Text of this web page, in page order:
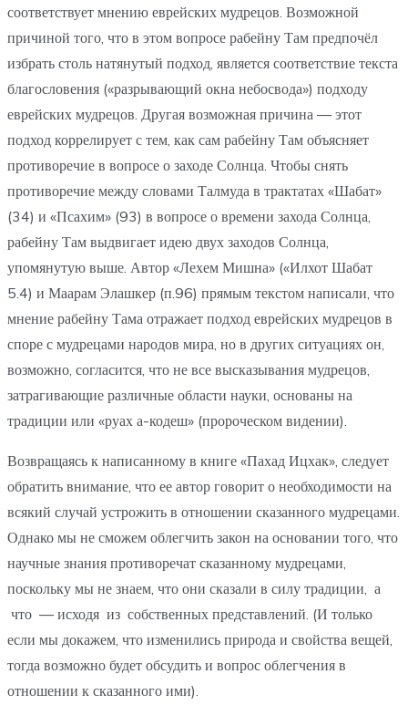
соответствует мнению еврейских мудрецов. Возможной
причиной того, что в этом вопросе рабейну Там предпочёл
избрать столь натянутый подход, является соответствие текста
благословения («разрывающий окна небосвода») подходу
еврейских мудрецов. Другая возможная причина — этот
подход коррелирует с тем, как сам рабейну Там объясняет
противоречие в вопросе о заходе Солнца. Чтобы снять
противоречие между словами Талмуда в трактатах «Шабат»
(34) и «Псахим» (93) в вопросе о времени захода Солнца,
рабейну Там выдвигает идею двух заходов Солнца,
упомянутую выше. Автор «Лехем Мишна» («Илхот Шабат
5.4) и Маарам Элашкер (п.96) прямым текстом написали, что
мнение рабейну Тама отражает подход еврейских мудрецов в
споре с мудрецами народов мира, но в других ситуациях он,
возможно, согласится, что не все высказывания мудрецов,
затрагивающие различные области науки, основаны на
традиции или «руах а-кодеш» (пророческом видении).
Возвращаясь к написанному в книге «Пахад Ицхак», следует
обратить внимание, что ее автор говорит о необходимости на
всякий случай устрожить в отношении сказанного мудрецами.
Однако мы не сможем облегчить закон на основании того, что
научные знания противоречат сказанному мудрецами,
поскольку мы не знаем, что они сказали в силу традиции, а
что — исходя из собственных представлений. (И только
если мы докажем, что изменились природа и свойства вещей,
тогда возможно будет обсудить и вопрос облегчения в
отношении к сказанного ими).